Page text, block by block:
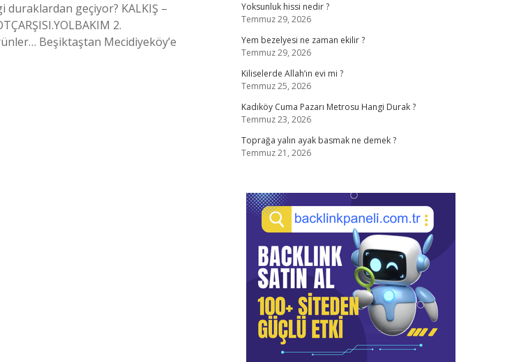
duraklardan geçiyor? KALKIŞ –
2.
Beşiktaştan Mecidiyeköy’e
Yoksunluk hissi nedir ?
Temmuz 29, 2026
Yem bezelyesi ne zaman ekilir ?
Temmuz 29, 2026
Kiliselerde Allah’ın evi mi ?
Temmuz 25, 2026
Kadıköy Cuma Pazarı Metrosu Hangi Durak ?
Temmuz 23, 2026
Toprağa yalın ayak basmak ne demek ?
Temmuz 21, 2026